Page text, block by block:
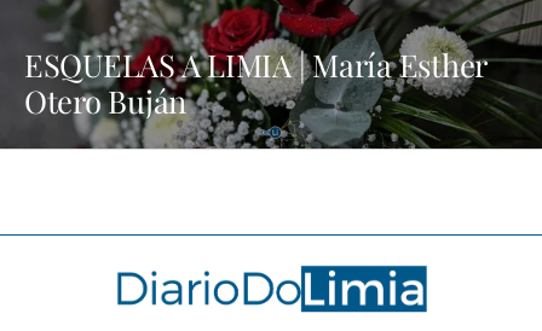
ESQUELAS A LIMIA | María Esther
Otero Buján